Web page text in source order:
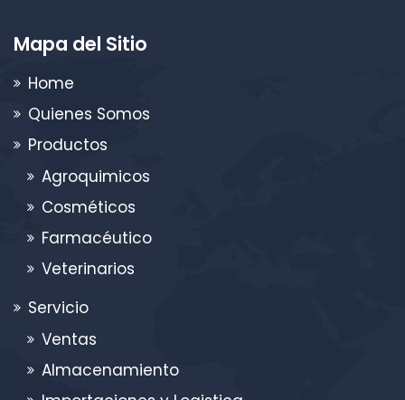
Mapa del Sitio
Home
Quienes Somos
Productos
Agroquimicos
Cosméticos
Farmacéutico
Veterinarios
Servicio
Ventas
Almacenamiento